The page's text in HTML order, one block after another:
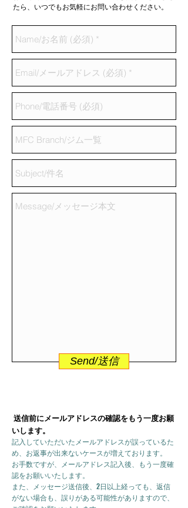
たら、いつでもお気軽にお問い合わせください。
Send/送信
送信前にメールアドレスの確認をもう一度お願
いします。
記入していただいたメールアドレスが誤っているた
め、お返事が出来ないケースが増えております。
お手数ですが、メールアドレス記入後、もう一度確
認をお願いいたします。
また、メッセージ送信後、2日以上経っても、返信
がない場合も、誤りがある可能性がありますので、